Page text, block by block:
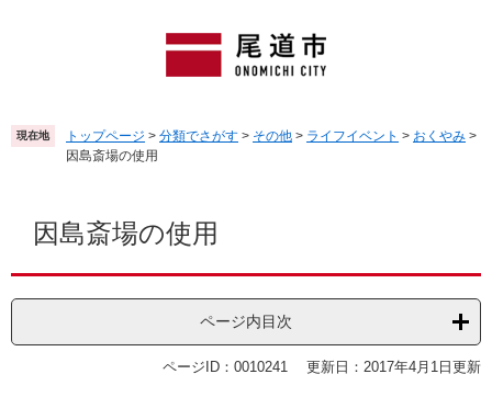
頭
で
飛
ば
現在地 トップページ > 分類でさがす > その他 > ライフイベント > おくやみ >
因島斎場の使用
因島斎場の使用
ページ内目次
ページID：0010241 更新日：2017年4月1日更新